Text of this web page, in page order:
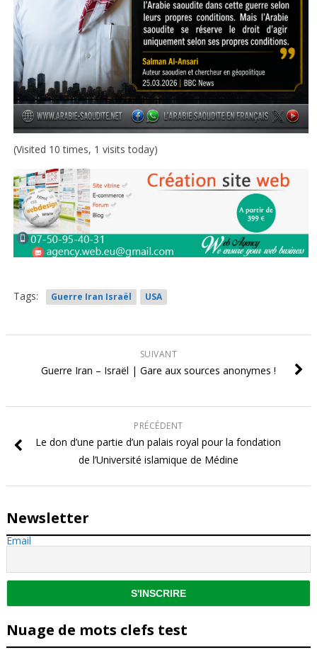
(Visited 10 times, 1 visits today)
Tags: Guerre Iran Israël USA
SUIVANT
Guerre Iran – Israël | Gare aux sources anonymes !
PRÉCÉDENT
Le don d’une partie d’un palais royal pour la fondation
de l’Université islamique de Médine
Newsletter
Email
Nuage de mots clefs test